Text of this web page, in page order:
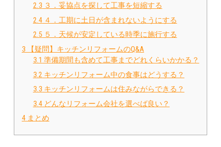
2.3 ３．妥協点を探して工事を短縮する
2.4４．工期に土日が含まれないようにする
2.5 ５．天候が安定している時季に施行する
3 【疑問】キッチンリフォームのQ&A
3.1 準備期間も含めて工事までどれくらいかかる？
3.2 キッチンリフォーム中の食事はどうする？
3.3 キッチンリフォームは住みながらできる？
3.4どんなリフォーム会社を選べば良い？
4 まとめ